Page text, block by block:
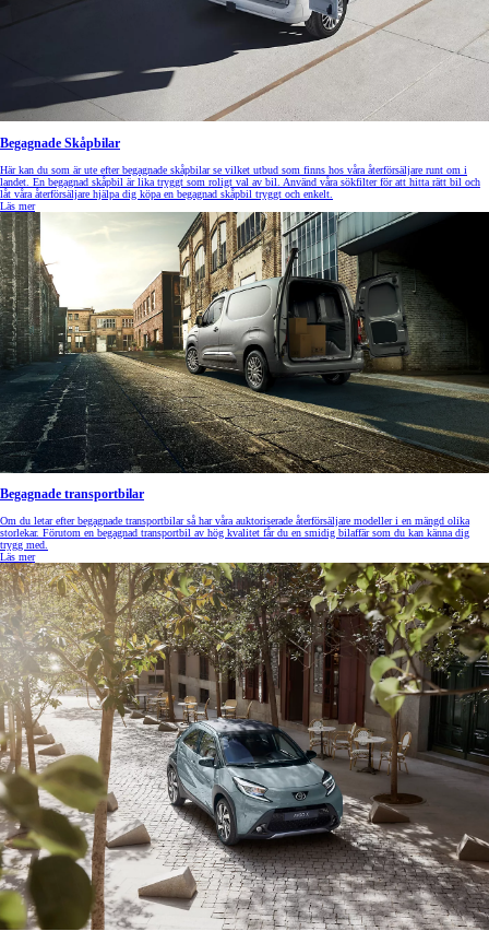
Begagnade Skåpbilar
Här kan du som är ute efter begagnade skåpbilar se vilket utbud som finns hos våra återförsäljare runt om i
landet. En begagnad skåpbil är lika tryggt som roligt val av bil. Använd våra sökfilter för att hitta rätt bil och
låt våra återförsäljare hjälpa dig köpa en begagnad skåpbil tryggt och enkelt.
Läs mer
Begagnade transportbilar
Om du letar efter begagnade transportbilar så har våra auktoriserade återförsäljare modeller i en mängd olika
storlekar. Förutom en begagnad transportbil av hög kvalitet får du en smidig bilaffär som du kan känna dig
trygg med.
Läs mer